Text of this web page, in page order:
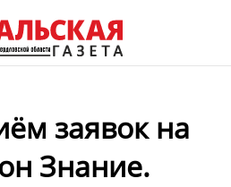
заявок на
Знание.